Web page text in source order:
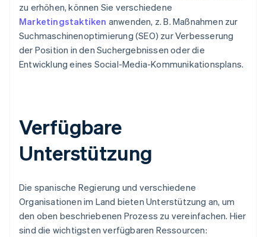
zu erhöhen, können Sie verschiedene
Marketingstaktiken anwenden, z. B. Maßnahmen zur
Suchmaschinenoptimierung (SEO) zur Verbesserung
der Position in den Suchergebnissen oder die
Entwicklung eines Social-Media-Kommunikationsplans.
Verfügbare
Unterstützung
Die spanische Regierung und verschiedene
Organisationen im Land bieten Unterstützung an, um
den oben beschriebenen Prozess zu vereinfachen. Hier
sind die wichtigsten verfügbaren Ressourcen: